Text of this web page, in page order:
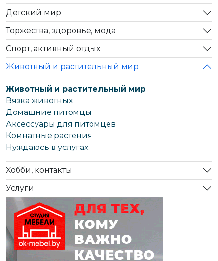
Детский мир
Торжества, здоровье, мода
Спорт, активный отдых
Животный и растительный мир
Животный и растительный мир
Вязка животных
Домашние питомцы
Аксессуары для питомцев
Комнатные растения
Нуждаюсь в услугах
Хобби, контакты
Услуги